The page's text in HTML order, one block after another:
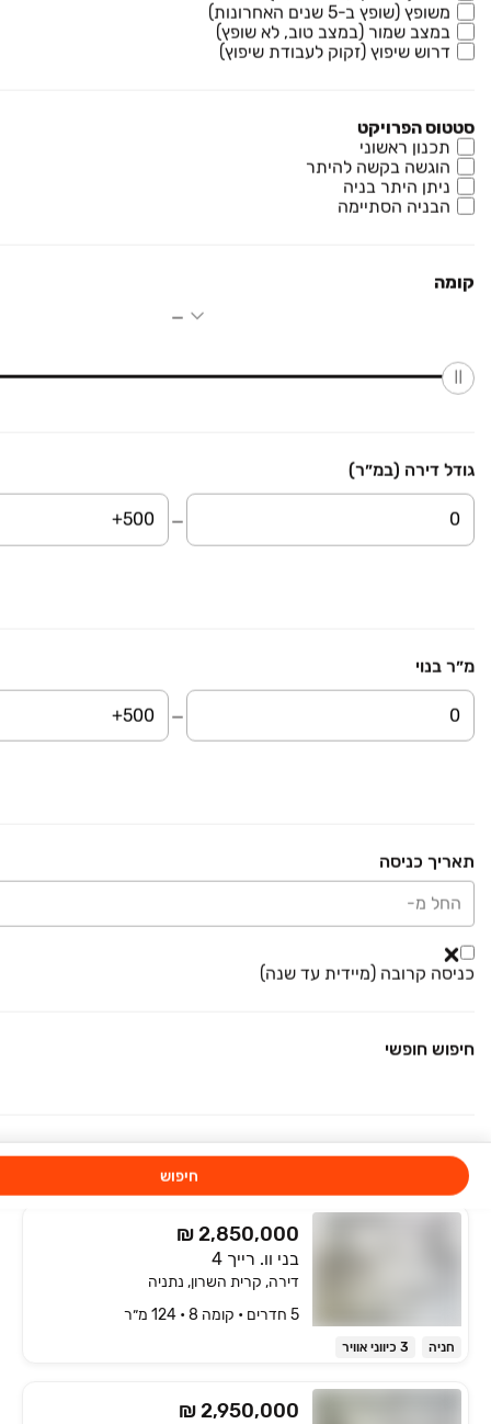
משופץ (שופץ ב-5 שנים האחרונות)
במצב שמור (במצב טוב, לא שופץ)
דרוש שיפוץ (זקוק לעבודת שיפוץ)
סטטוס הפרויקט
תכנון ראשוני
הוגשה בקשה להיתר
ניתן היתר בניה
הבניה הסתיימה
קומה
גודל דירה (במ״ר)
מ״ר בנוי
תאריך כניסה
החל מ-
כניסה קרובה (מיידית עד שנה)
חיפוש חופשי
חיפוש
ירד ב-140,000 ₪ ₪ 2,750,000
ד"ר יוסף בורג 10
דירה, כוכב הצפון, נתניה
חדש מקבלן חניה
₪ 4,090,000
₪ 5,500,000
דירה, אגמים, נתניה
₪ 2,850,000
בני וו. רייך 4
דירה, קרית השרון, נתניה
5 חדרים • קומה ‎8‏ • 124 מ״ר
חניה 3 כיווני אוויר
₪ 2,950,000